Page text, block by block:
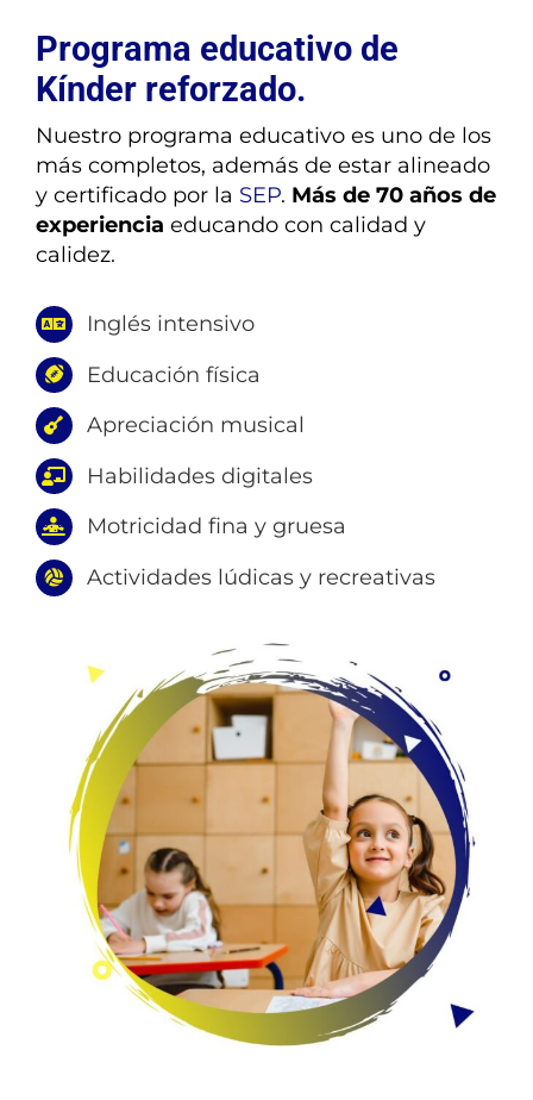
Programa educativo de
Kínder reforzado.
Nuestro programa educativo es uno de los
más completos, además de estar alineado
y certificado por la SEP. Más de 70 años de
experiencia educando con calidad y
calidez.
Inglés intensivo
Educación física
Apreciación musical
Habilidades digitales
Motricidad fina y gruesa
Actividades lúdicas y recreativas